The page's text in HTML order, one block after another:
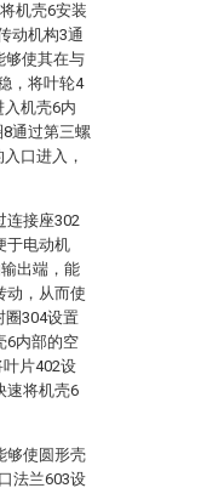
机壳6安装
动机构3通
够使其在与
，将叶轮4
机壳6内
通过第三螺
口进入，
连接座302
于电动机
出端，能
动，从而使
圈304设置
6内部的空
片402设
速将机壳6
够使圆形壳
法兰603设